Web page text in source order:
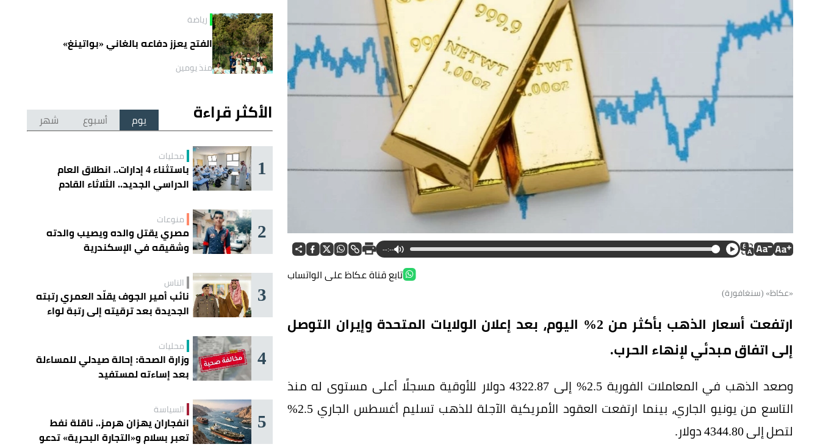
--:--
تابع قناة عكاظ على الواتساب
«عكاظ» (سنغافورة)
ارتفعت أسعار الذهب بأكثر من 2% اليوم، بعد إعلان الولايات المتحدة وإيران التوصل
إلى اتفاق مبدئي لإنهاء الحرب.
وصعد الذهب في المعاملات الفورية 2.5% إلى 4322.87 دولار للأوقية مسجلًا أعلى مستوى له منذ
التاسع من يونيو الجاري، بينما ارتفعت العقود الأمريكية الآجلة للذهب تسليم أغسطس الجاري 2.5%
لتصل إلى 4344.80 دولار.
رياضة
الفتح يعزز دفاعه بالغاني «بواتينغ»
منذ يومين
الأكثر قراءة يوم أسبوع شهر
1 محليات
باستثناء 4 إدارات.. انطلاق العام
الدراسي الجديد.. الثلاثاء القادم
2 منوعات
مصري يقتل والده ويصيب والدته
وشقيقه في الإسكندرية
3 الناس
نائب أمير الجوف يقلّد العمري رتبته
الجديدة بعد ترقيته إلى رتبة لواء
4 محليات
وزارة الصحة: إحالة صيدلي للمساءلة
بعد إساءته لمستفيد
5 السياسة
انفجاران يهزان هرمز.. ناقلة نفط
تعبر بسلام و«التجارة البحرية» تدعو